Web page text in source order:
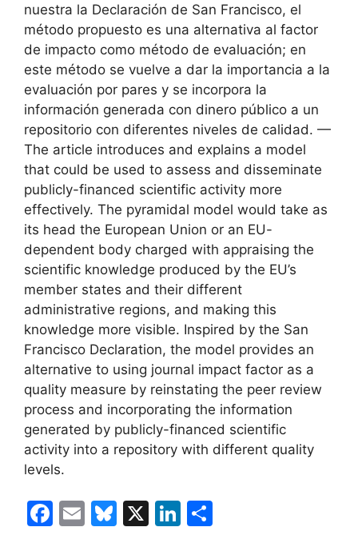
nuestra la Declaración de San Francisco, el
método propuesto es una alternativa al factor
de impacto como método de evaluación; en
este método se vuelve a dar la importancia a la
evaluación por pares y se incorpora la
información generada con dinero público a un
repositorio con diferentes niveles de calidad. —
The article introduces and explains a model
that could be used to assess and disseminate
publicly-financed scientific activity more
effectively. The pyramidal model would take as
its head the European Union or an EU-
dependent body charged with appraising the
scientific knowledge produced by the EU’s
member states and their different
administrative regions, and making this
knowledge more visible. Inspired by the San
Francisco Declaration, the model provides an
alternative to using journal impact factor as a
quality measure by reinstating the peer review
process and incorporating the information
generated by publicly-financed scientific
activity into a repository with different quality
levels.
F
E
Bl X
Li